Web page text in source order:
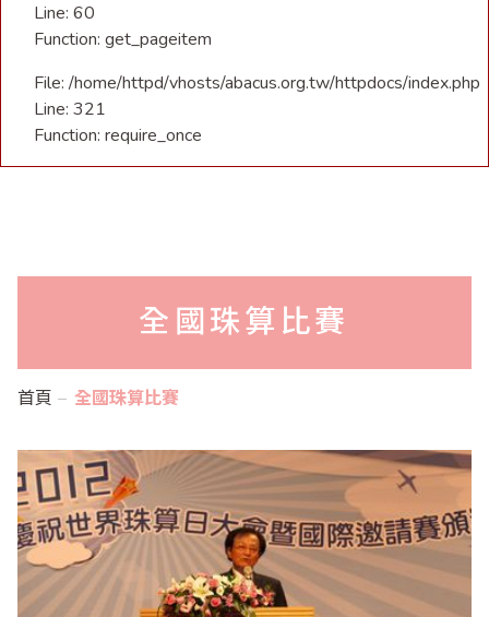
Line: 60
Function: get_pageitem
File: /home/httpd/vhosts/abacus.org.tw/httpdocs/index.php
Line: 321
Function: require_once
全國珠算比賽
首頁 全國珠算比賽